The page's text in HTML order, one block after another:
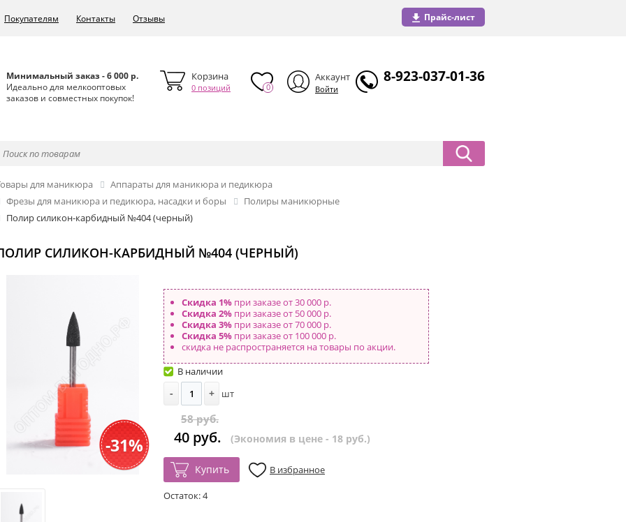
Отзывы
Контакты
Покупателям Прайс-лист
Минимальный заказ - 6 000 р.
Идеально для мелкооптовых
заказов и совместных покупок!
Корзина
0 позиций 0
Аккаунт
Войти
8-923-037-01-36
Товары для маникюра
Аппараты для маникюра и педикюра
Фрезы для маникюра и педикюра, насадки и боры
Полиры маникюрные
Полир силикон-карбидный №404 (черный)
СИЛИКОН-КАРБИДНЫЙ №404 (ЧЕРНЫЙ)
-31%
Скидка 1% при заказе от 30 000 р.
Скидка 2% при заказе от 50 000 р.
Скидка 3% при заказе от 70 000 р.
Скидка 5% при заказе от 100 000 р.
скидка не распространяется на товары по акции.
В наличии
- + шт
58 руб.
40 руб. (Экономия в цене - 18 руб.)
Купить В избранное
Остаток:4